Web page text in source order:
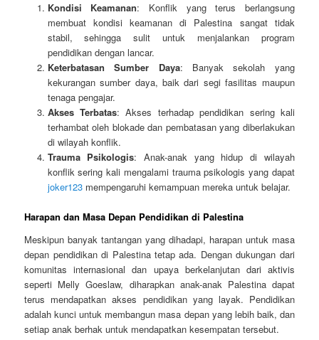
Kondisi Keamanan: Konflik yang terus berlangsung
membuat kondisi keamanan di Palestina sangat tidak
stabil, sehingga sulit untuk menjalankan program
pendidikan dengan lancar.
Keterbatasan Sumber Daya: Banyak sekolah yang
kekurangan sumber daya, baik dari segi fasilitas maupun
tenaga pengajar.
Akses Terbatas: Akses terhadap pendidikan sering kali
terhambat oleh blokade dan pembatasan yang diberlakukan
di wilayah konflik.
Trauma Psikologis: Anak-anak yang hidup di wilayah
konflik sering kali mengalami trauma psikologis yang dapat
joker123mempengaruhi kemampuan mereka untuk belajar.
Harapan dan Masa Depan Pendidikan di Palestina
Meskipun banyak tantangan yang dihadapi, harapan untuk masa
depan pendidikan di Palestina tetap ada. Dengan dukungan dari
komunitas internasional dan upaya berkelanjutan dari aktivis
seperti Melly Goeslaw, diharapkan anak-anak Palestina dapat
terus mendapatkan akses pendidikan yang layak. Pendidikan
adalah kunci untuk membangun masa depan yang lebih baik, dan
setiap anak berhak untuk mendapatkan kesempatan tersebut.